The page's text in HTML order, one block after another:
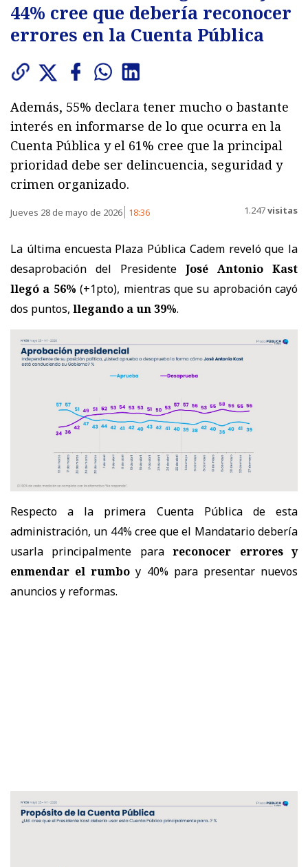
44% cree que debería reconocer
errores en la Cuenta Pública
Además, 55% declara tener mucho o bastante
interés en informarse de lo que ocurra en la
Cuenta Pública y el 61% cree que la principal
prioridad debe ser delincuencia, seguridad y
crimen organizado.
Jueves 28 de mayo de 2026 18:36 1.247visitas
La última encuesta Plaza Pública Cadem reveló que la
desaprobación del Presidente José Antonio Kast
llegó a 56% (+1pto), mientras que su aprobación cayó
dos puntos, llegando a un 39%.
Respecto a la primera Cuenta Pública de esta
administración, un 44% cree que el Mandatario debería
usarla principalmente parareconocer errores y
enmendar el rumbo y 40% para presentar nuevos
anuncios y reformas.